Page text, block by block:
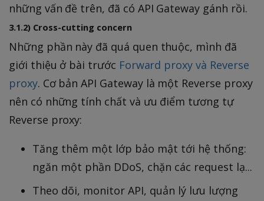
những vấn đề trên, đã có API Gateway gánh rồi.
3.1.2) Cross-cutting concern
Những phần này đã quá quen thuộc, mình đã
giới thiệu ở bài trước Forward proxy và Reverse
proxy. Cơ bản API Gateway là một Reverse proxy
nên có những tính chất và ưu điểm tương tự
Reverse proxy:
Tăng thêm một lớp bảo mật tới hệ thống:
ngăn một phần DDoS, chặn các request lạ...
Theo dõi, monitor API, quản lý lưu lượng